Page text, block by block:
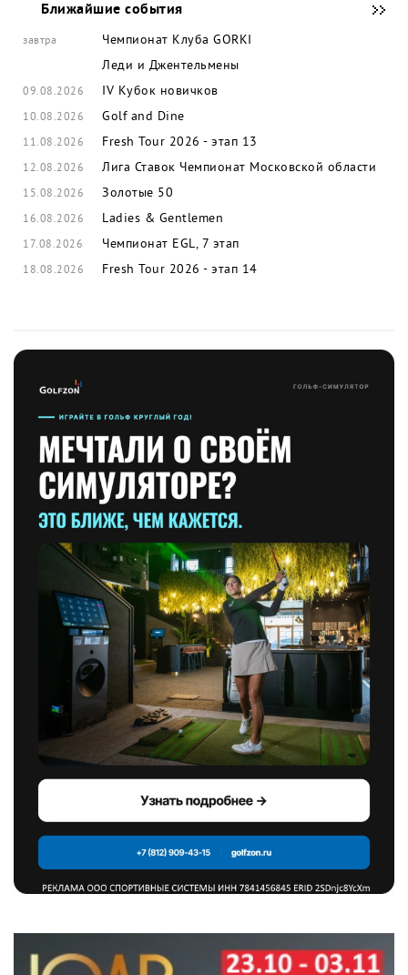
Ближайшие события
завтра
Чемпионат Клуба GORKI
Леди и Джентельмены
09.08.2026 IV Кубок новичков
10.08.2026 Golf and Dine
11.08.2026 Fresh Tour 2026 - этап 13
12.08.2026 Лига Ставок Чемпионат Московской области
15.08.2026 Золотые 50
16.08.2026 Ladies & Gentlemen
17.08.2026 Чемпионат EGL, 7 этап
18.08.2026 Fresh Tour 2026 - этап 14